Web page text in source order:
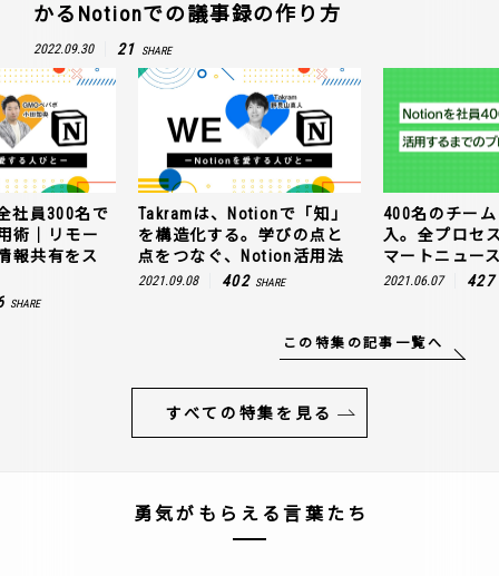
かるNotionでの議事録の作り方
2022.09.30 21 SHARE
社員300名で
術｜リモー
報共有をス
SHARE
Takramは、Notionで「知」
を構造化する。学びの点と
点をつなぐ、Notion活用法
2021.09.08 402 SHARE
400名のチー
入。全プロセ
マートニュー
2021.06.07 427
この特集の記事一覧へ
すべての特集を見る
勇気がもらえる言葉たち